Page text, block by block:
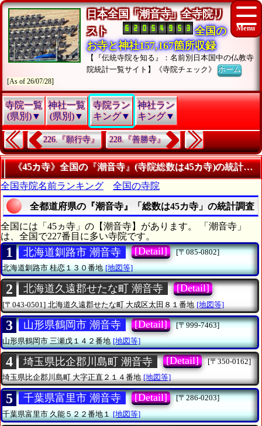
日本全国「潮音寺」全寺院リ
スト
全国の
お寺と神社157,167箇所収録
【『伝統寺院を知る』：名前別日本国中の仏教寺
院統計一覧サイト】《寺院チェック》ホーム
[As of 26/07/28]
寺院一覧
(県別)▼
神社一覧
(県別)▼
寺院ラン
キング▼
神社ラン
キング▼
226.『願行寺』 228.『善勝寺』
《45カ寺》全国の『潮音寺』(寺院総数は45カ寺)の統計情
全国寺院名前ランキング
全国の寺院
全都道府県の『潮音寺』「総数は45カ寺」の統計調査
全国には「45ヵ寺」の【潮音寺】があります。 「潮音寺」
は、全国で227番目に多い寺院です。
1 北海道釧路市 潮音寺 [Detail]
[〒085-0802]
北海道釧路市桂恋１３０番地 [地図等]
2 北海道久遠郡せたな町 潮音寺 [Detail]
[〒043-0501] 北海道久遠郡せたな町 大成区太田８１番地 [地図等]
3 山形県鶴岡市 潮音寺 [Detail]
[〒999-7463]
山形県鶴岡市三瀬戊１４２番地 [地図等]
4 埼玉県比企郡川島町 潮音寺 [Detail]
[〒350-0162]
埼玉県比企郡川島町大字正直２１４番地 [地図等]
5 千葉県富里市 潮音寺 [Detail]
[〒286-0203]
千葉県富里市久能５２２番地１ [地図等]